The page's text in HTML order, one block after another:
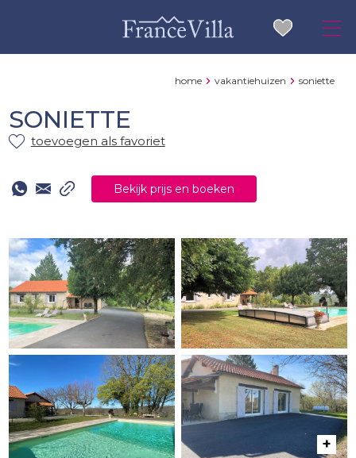
home vakantiehuizen soniette
SONIETTE
toevoegen als favoriet
Bekijk prijs en boeken